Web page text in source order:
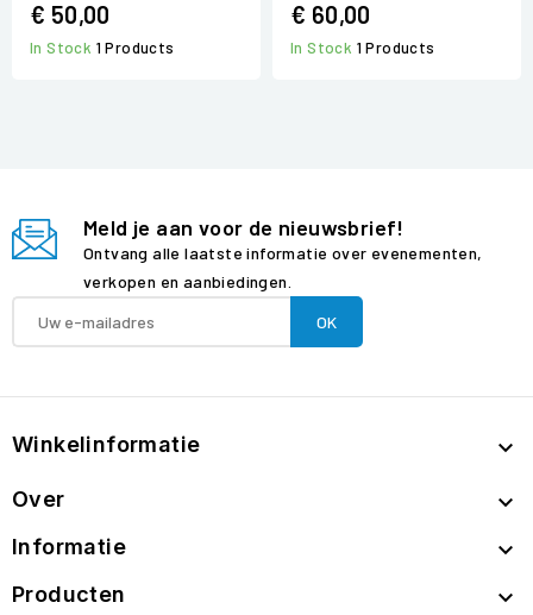
€ 50,00
In Stock 1 Products
€ 60,00
In Stock 1 Products
Meld je aan voor de nieuwsbrief!
Ontvang alle laatste informatie over evenementen,
verkopen en aanbiedingen.
Winkelinformatie 
Over 
Informatie 
Producten 